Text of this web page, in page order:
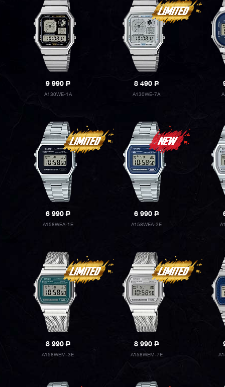
9 990P
A130WE-1A
8 490P
A130WE-7A
6 990P
A158WEA-1E
6 990P
A158WEA-2E
8 990P
A158WEM-3E
8 990P
A158WEM-7E